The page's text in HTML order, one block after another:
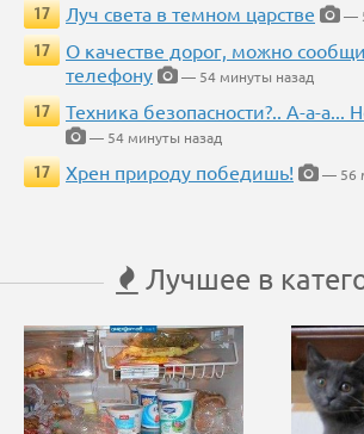
17
Луч света в темном царстве
—
17
О качестве дорог, можно
телефону
— 54 минуты назад
17
Техника безопасности?.. А-а-а...
— 54 минуты назад
17
Хрен природу победишь! — 56
Лучшее в